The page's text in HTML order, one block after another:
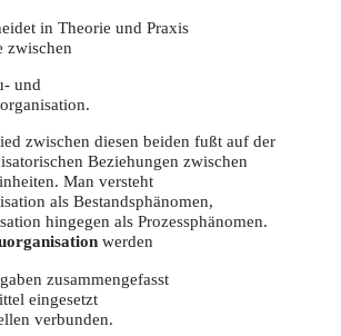
in Theorie und Praxis
zwischen
und
zwischen diesen beiden fußt auf der
Beziehungen zwischen
Man versteht
als Bestandsphänomen,
hingegen als Prozessphänomen.
werden
zusammengefasst
eingesetzt
verbunden.